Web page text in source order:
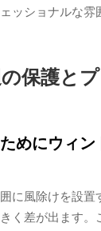
ッショナルな雰
保護と
めにウィ
に風除けを設置
く差が出ます。